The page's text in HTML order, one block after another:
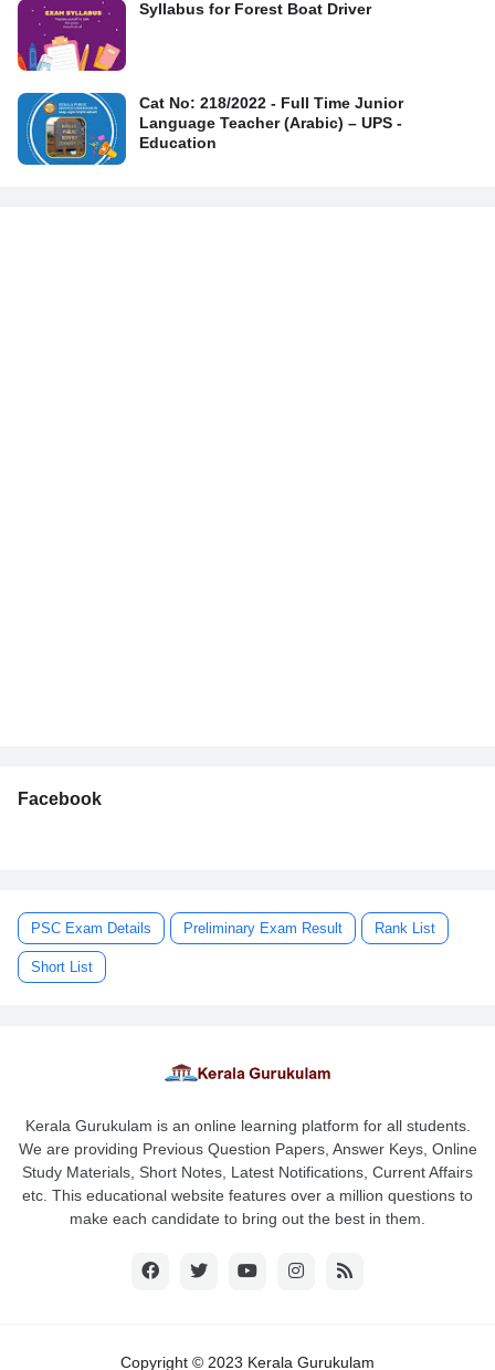
Syllabus for Forest Boat Driver
Cat No: 218/2022 - Full Time Junior
Language Teacher (Arabic) – UPS -
Education
Facebook
PSC Exam Details Preliminary Exam Result Rank List
Short List
Kerala Gurukulam is an online learning platform for all students.
We are providing Previous Question Papers, Answer Keys, Online
Study Materials, Short Notes, Latest Notifications, Current Affairs
etc. This educational website features over a million questions to
make each candidate to bring out the best in them.
Copyright © 2023 Kerala Gurukulam